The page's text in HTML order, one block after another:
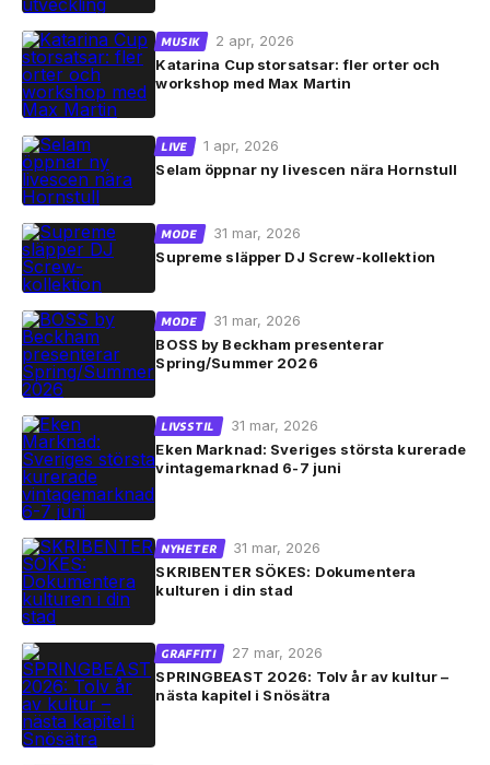
MUSIK
2 apr, 2026
Katarina Cup storsatsar: fler orter och
workshop med Max Martin
LIVE
1 apr, 2026
Selam öppnar ny livescen nära Hornstull
MODE
31 mar, 2026
Supreme släpper DJ Screw-kollektion
MODE
31 mar, 2026
BOSS by Beckham presenterar
Spring/Summer 2026
LIVSSTIL
31 mar, 2026
Eken Marknad: Sveriges största kurerade
vintagemarknad 6-7 juni
NYHETER
31 mar, 2026
SKRIBENTER SÖKES: Dokumentera
kulturen i din stad
GRAFFITI
27 mar, 2026
SPRINGBEAST 2026: Tolv år av kultur –
nästa kapitel i Snösätra